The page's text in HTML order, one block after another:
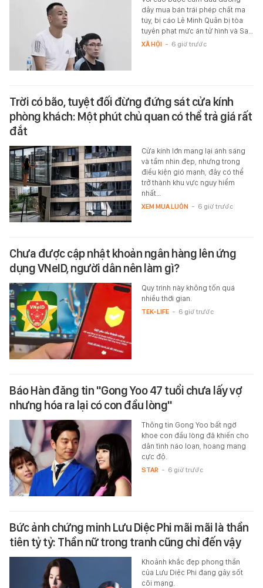
dây mua bán trái phép chất ma
túy, bị cáo Lê Minh Quân bị tòa
tuyên phạt mức án tử hình và Sa…
XÃ HỘI - 6 giờ trước
Trời có bão, tuyệt đối đừng đứng sát cửa kính
phòng khách: Một phút chủ quan có thể trả giá rất
đắt
Cửa kính lớn mang lại ánh sáng
và tầm nhìn đẹp, nhưng trong
điều kiện gió mạnh, đây có thể
trở thành khu vực nguy hiểm
nhất…
XEM MUA LUÔN - 6 giờ trước
Chưa được cập nhật khoản ngân hàng lên ứng
dụng VNeID, người dân nên làm gì?
Quy trình này không tốn quá
nhiều thời gian.
TEK-LIFE - 6 giờ trước
Báo Hàn đăng tin "Gong Yoo 47 tuổi chưa lấy vợ
nhưng hóa ra lại có con đầu lòng"
Thông tin Gong Yoo bất ngờ
khoe con đầu lòng đã khiến cho
dân tình náo loạn, hoang mang
cực độ.
STAR - 6 giờ trước
Bức ảnh chứng minh Lưu Diệc Phi mãi mãi là thần
tiên tỷ tỷ: Thần nữ trong tranh cũng chỉ đến vậy
Khoảnh khắc đẹp phong thần
của Lưu Diệc Phi đang gây sốt
cõi mạng.